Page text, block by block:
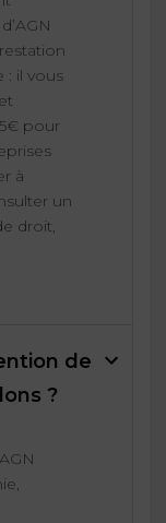
: il vous
pour
à
un
droit,
de
?